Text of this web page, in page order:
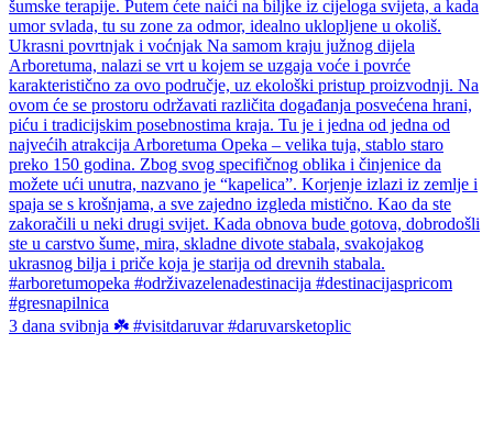
3 dana svibnja ☘️ #visitdaruvar #daruvarsketoplic